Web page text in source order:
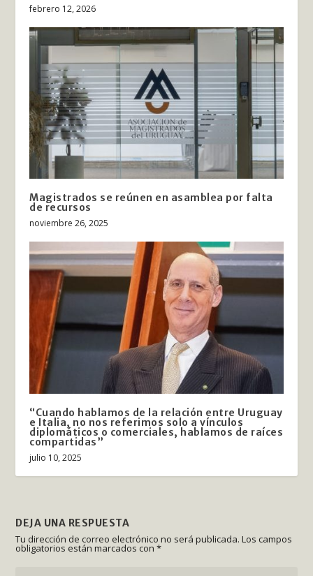
febrero 12, 2026
Magistrados se reúnen en asamblea por falta
de recursos
noviembre 26, 2025
“Cuando hablamos de la relación entre Uruguay
e Italia, no nos referimos solo a vínculos
diplomáticos o comerciales, hablamos de raíces
compartidas”
julio 10, 2025
DEJA UNA RESPUESTA
Tu dirección de correo electrónico no será publicada. Los campos
obligatorios están marcados con*